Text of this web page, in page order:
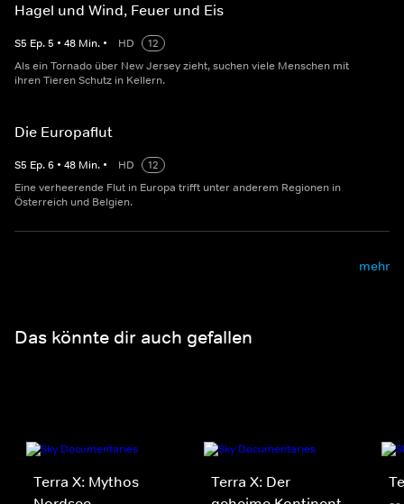
Hagel und Wind, Feuer und Eis
S5 Ep.5 • 48 Min. • HD
12
Als ein Tornado über New Jersey zieht, suchen viele Menschen mit
ihren Tieren Schutz in Kellern.
Die Europaflut
S5 Ep.6 • 48 Min. • HD
12
Eine verheerende Flut in Europa trifft unter anderem Regionen in
Österreich und Belgien.
mehr
Das könnte dir auch gefallen
Terra X: Mythos
Terra X: Der